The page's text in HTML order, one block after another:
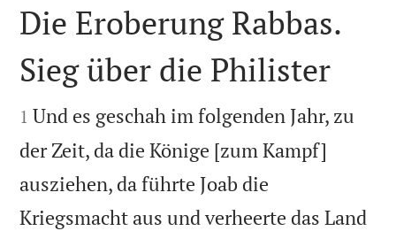

Die Eroberung Rabbas.
Sieg über die Philister

1 Und es geschah im folgenden Jahr, zu
der Zeit, da die Könige [zum Kampf]
ausziehen, da führte Joab die
Kriegsmacht aus und verheerte das Land